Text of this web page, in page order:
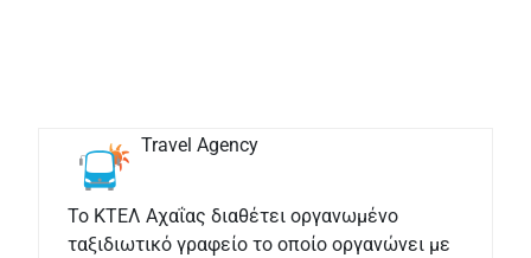
Travel Agency
Το ΚΤΕΛ Αχαΐας διαθέτει οργανωμένο
ταξιδιωτικό γραφείο το οποίο οργανώνει με